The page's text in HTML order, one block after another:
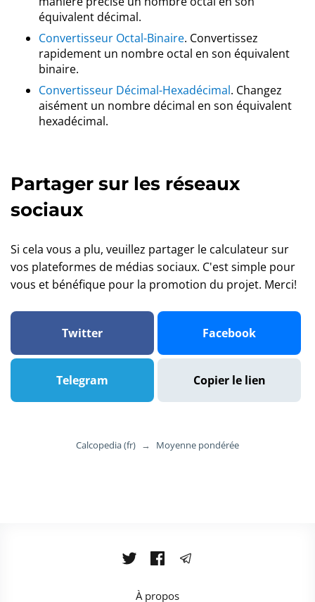
équivalent décimal.
Convertisseur Octal-Binaire. Convertissez
rapidement un nombre octal en son équivalent
binaire.
Convertisseur Décimal-Hexadécimal. Changez
aisément un nombre décimal en son équivalent
hexadécimal.
Partager sur les réseaux
sociaux
Si cela vous a plu, veuillez partager le calculateur sur
vos plateformes de médias sociaux. C'est simple pour
vous et bénéfique pour la promotion du projet. Merci!
Twitter Facebook
Telegram Copier le lien
Calcopedia (fr) → Moyenne pondérée
À propos